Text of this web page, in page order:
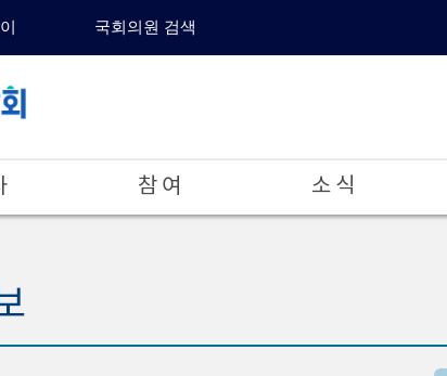
국회의원 검색
참 여 소 식